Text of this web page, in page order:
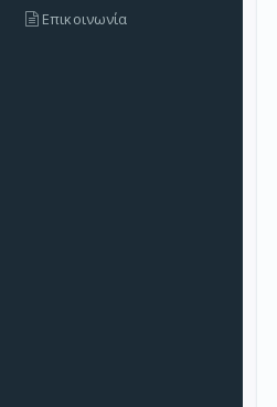
Επικοινωνία